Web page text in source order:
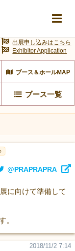
ブース＆ホールMAP
ブース一覧
出展申し込みはこちら
Exhibitor Application
@PRAPRAPRA
に向けて準備して
。
2018/11/2 7:14